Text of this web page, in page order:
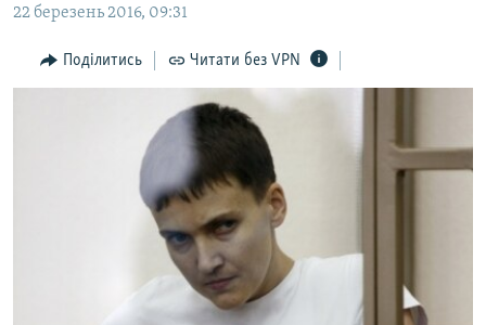
до
навігації
Перейти
ПОЛІТИКА
БЛОГИ
ЯК ОБІЙТИ БЛОКУВАННЯ
22 березень 2016, 09:31
Поділитись Читати без VPN